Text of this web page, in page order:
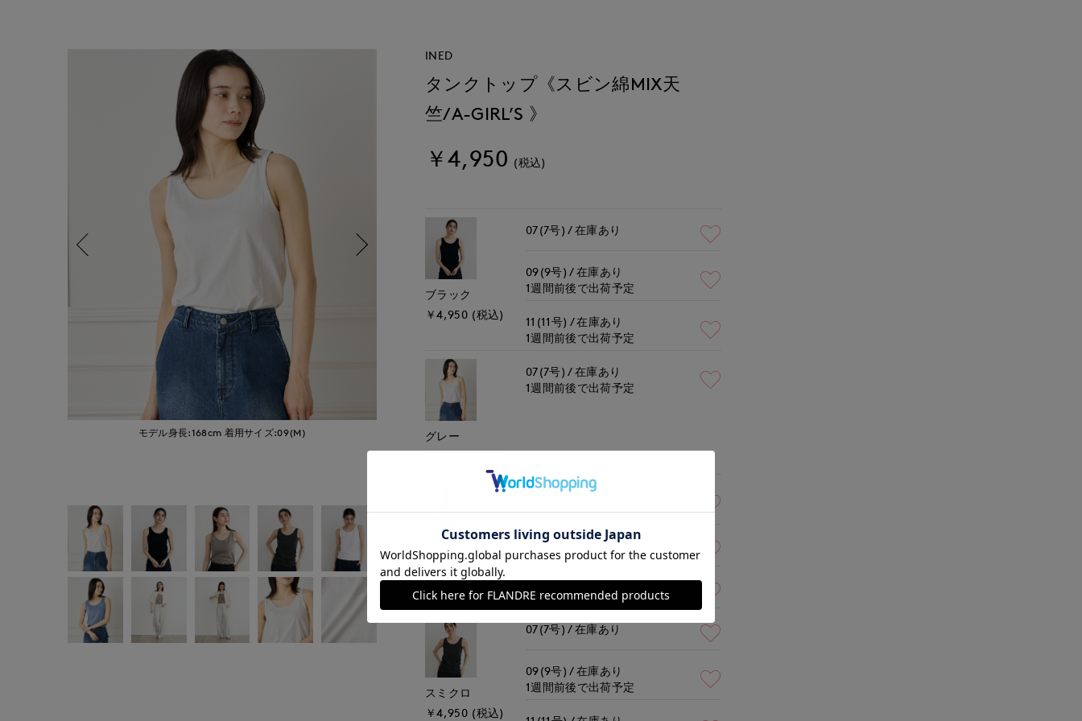
モデル身長:168cm 着用サイズ:09(M)
INED
タンクトップ《スビン綿MIX天
竺/A-GIRL’S 》
￥4,950 (税込)
ブラック
￥4,950 (税込)
07(7号) 在庫あり
09(9号)
在庫あり
1週間前後で出荷予定
11(11号)
在庫あり
1週間前後で出荷予定
グレー
07(7号)
在庫あり
1週間前後で出荷予定
ミディアムグレー
￥4,950 (税込)
07(7号)
在庫あり
1週間前後で出荷予定
09(9号) 在庫なし
スミクロ
￥4,950 (税込)
07(7号) 在庫あり
09(9号)
在庫あり
1週間前後で出荷予定